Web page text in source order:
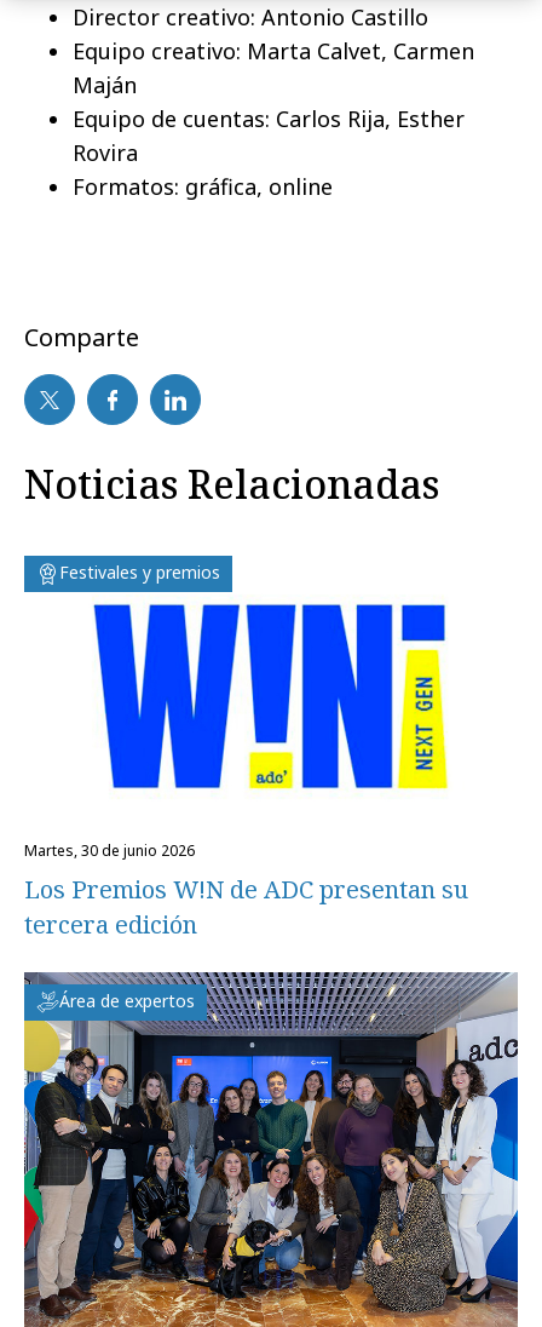
Director creativo: Antonio Castillo
Equipo creativo: Marta Calvet, Carmen
Maján
Equipo de cuentas: Carlos Rija, Esther
Rovira
Formatos: gráfica, online
Comparte
Noticias Relacionadas
Festivales y premios
martes, 30 de junio 2026
Los Premios W!N de ADC presentan su
tercera edición
Área de expertos